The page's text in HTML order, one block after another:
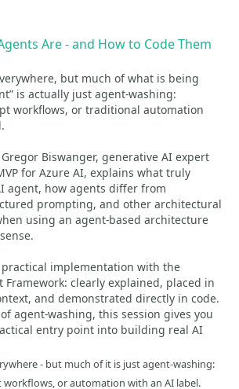
Are - and How to Code Them
but much of what is being
is actually just agent-washing:
workflows, or traditional automation
Biswanger, generative AI expert
for Azure AI, explains what truly
agent, how agents differ from
prompting, and other architectural
using an agent-based architecture
practical implementation with the
Framework: clearly explained, placed in
and demonstrated directly in code.
agent-washing, this session gives you
entry point into building real AI
- but much of it is just agent-washing:
or automation with an AI label.